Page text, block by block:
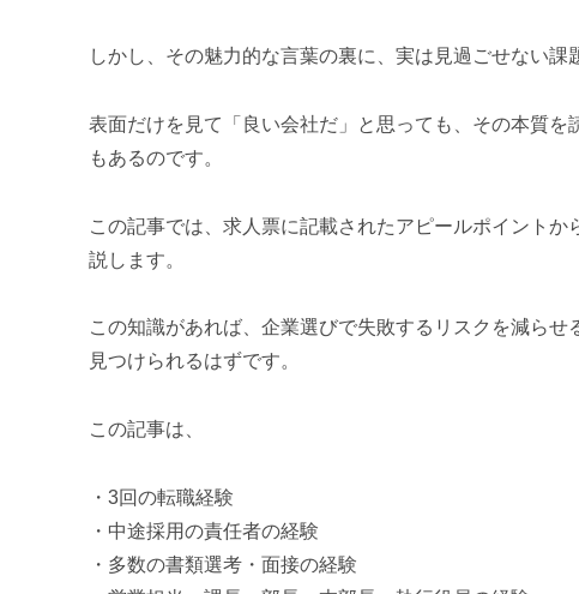
しかし、その魅力的な言葉の裏に、実は見過ごせない課
表面だけを見て「良い会社だ」と思っても、その本質
もあるのです。
この記事では、求人票に記載されたアピールポイント
説します。
この知識があれば、企業選びで失敗するリスクを減ら
見つけられるはずです。
この記事は、
・3回の転職経験
・中途採用の責任者の経験
・多数の書類選考・面接の経験